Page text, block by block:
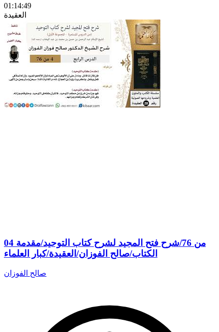
01:14:49
العقيدة
04 من 76/شرح فتح المجيد لشرح كتاب التوحيد/مقدمة
الكتاب/صالح الفوزان/العقيدة/كبار العلماء
صالح الفوزان